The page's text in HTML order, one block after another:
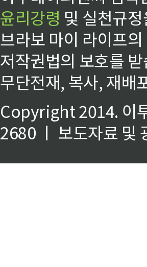
윤리강령 및 실천규
브라보 마이 라이프
저작권법의 보호를
무단전재, 복사, 재배
Copyright 2014. 이
2680 ㅣ 보도자료